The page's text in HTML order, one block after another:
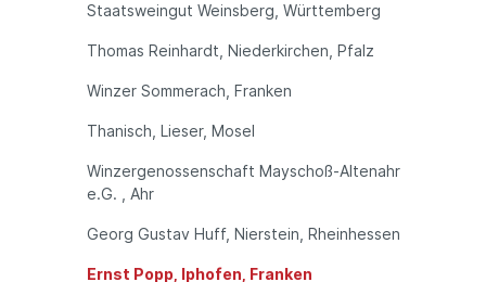
Staatsweingut Weinsberg, Württemberg
Thomas Reinhardt, Niederkirchen, Pfalz
Winzer Sommerach, Franken
Thanisch, Lieser, Mosel
Winzergenossenschaft Mayschoß-Altenahr
e.G. , Ahr
Georg Gustav Huff, Nierstein, Rheinhessen
Ernst Popp, Iphofen, Franken